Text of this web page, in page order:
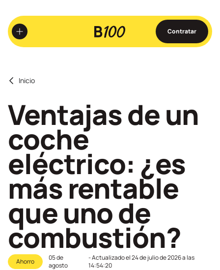
Ir
al
contenido
principal
Contratar
Inicio
Ventajas de un
coche
eléctrico: ¿es
más rentable
que uno de
combustión?
Ahorro
05 de
agosto
- Actualizado el24 de julio de 2026 a las
14:54:20